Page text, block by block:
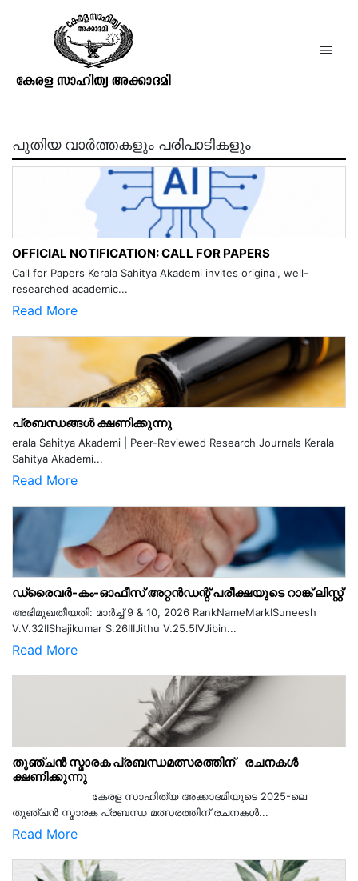
പ്രവിത്താനം പി.സി. ദേവസ്യ
പുതിയ വാർത്തകളും പരിപാടികളും
OFFICIAL NOTIFICATION: CALL FOR PAPERS
Call for Papers Kerala Sahitya Akademi invites original, well-
researched academic...
Read More
പ്രബന്ധങ്ങൾ ക്ഷണിക്കുന്നു
erala Sahitya Akademi | Peer-Reviewed Research Journals Kerala
Sahitya Akademi...
Read More
ഡ്രൈവർ-കം-ഓഫീസ് അറ്റൻഡന്റ് പരീക്ഷയുടെ റാങ്ക് ലിസ്റ്റ്
അഭിമുഖതീയതി: മാർച്ച് 9 & 10, 2026 RankNameMarkISuneesh
V.V.32IIShajikumar S.26IIIJithu V.25.5IVJibin...
Read More
തുഞ്ചൻ സ്മാരക പ്രബന്ധമത്സരത്തിന് രചനകൾ
ക്ഷണിക്കുന്നു
കേരള സാഹിത്യ അക്കാദമിയുടെ 2025-ലെ
തുഞ്ചൻ സ്മാരക പ്രബന്ധ മത്സരത്തിന് രചനകൾ...
Read More